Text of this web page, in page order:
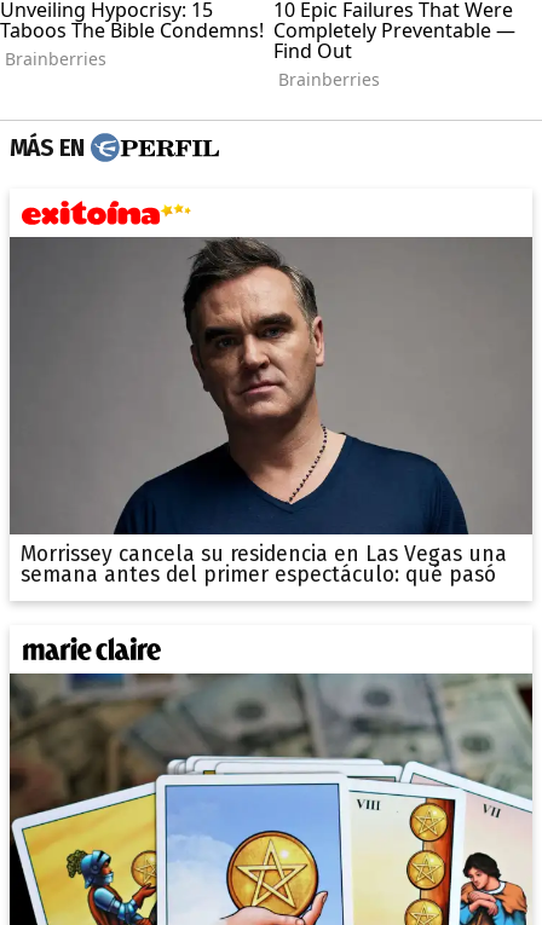
MÁS EN
Morrissey cancela su residencia en Las Vegas una
semana antes del primer espectáculo: qué pasó